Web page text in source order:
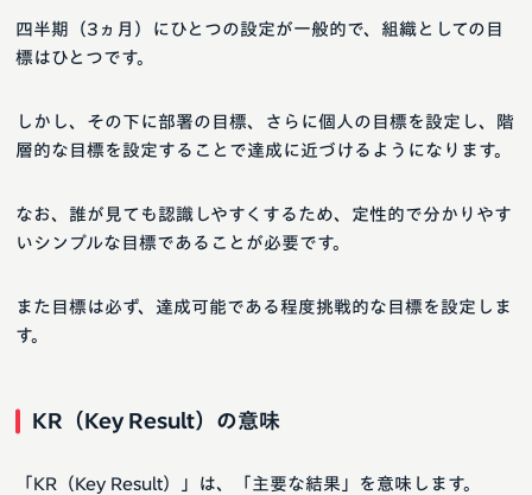
四半期（3ヵ月）にひとつの設定が一般的で、組織としての目
標はひとつです。
しかし、その下に部署の目標、さらに個人の目標を設定し、階
層的な目標を設定することで達成に近づけるようになります。
なお、誰が見ても認識しやすくするため、定性的で分かりやす
いシンプルな目標であることが必要です。
また目標は必ず、達成可能である程度挑戦的な目標を設定しま
す。
KR（Key Result）の意味
「KR（Key Result）」は、「主要な結果」を意味します。